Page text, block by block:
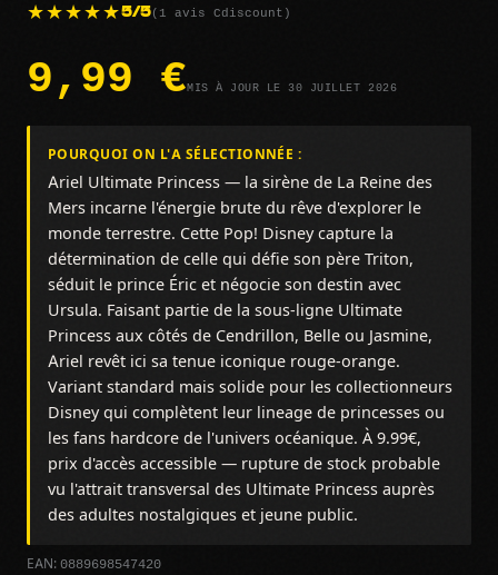
5/5(1 avis Cdiscount)
9,99 €MIS À JOUR LE 30 JUILLET 2026
POURQUOI ON L'A SÉLECTIONNÉE :
Ariel Ultimate Princess — la sirène de La Reine des
Mers incarne l'énergie brute du rêve d'explorer le
monde terrestre. Cette Pop! Disney capture la
détermination de celle qui défie son père Triton,
séduit le prince Éric et négocie son destin avec
Ursula. Faisant partie de la sous-ligne Ultimate
Princess aux côtés de Cendrillon, Belle ou Jasmine,
Ariel revêt ici sa tenue iconique rouge-orange.
Variant standard mais solide pour les collectionneurs
Disney qui complètent leur lineage de princesses ou
les fans hardcore de l'univers océanique. À 9.99€,
prix d'accès accessible — rupture de stock probable
vu l'attrait transversal des Ultimate Princess auprès
des adultes nostalgiques et jeune public.
EAN: 0889698547420